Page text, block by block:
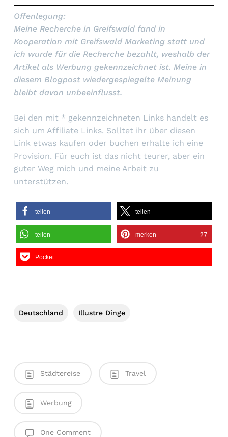
Offenlegung:
Meine Recherche in Greifswald fand in
Kooperation mit Greifswald Marketing statt und
ich wurde für die Recherche bezahlt, weshalb der
Artikel als Werbung gekennzeichnet ist. Meine in
diesem Blogpost wiedergespiegelte Meinung
bleibt davon unbeeinflusst.
Bei den mit * gekennzeichneten Links handelt es
sich um Affiliate Links. Solltet ihr über diesen
Link etwas kaufen oder buchen erhalte ich eine
Provision. Für euch ist das nicht teurer, aber ein
guter Weg mich und meine Arbeit zu
unterstützen.
teilen teilen
teilen merken 27
Pocket
Deutschland Illustre Dinge
Städtereise Travel
Werbung
One Comment